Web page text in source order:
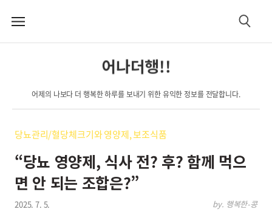
메
검
어나더행!!
어제의 나보다 더 행복한 하루를 보내기 위한 유익한 정보를 전달합니다.
당뇨관리/혈당체크기와 영양제, 보조식품
“당뇨 영양제, 식사 전? 후? 함께 먹으
면 안 되는 조합은?”
2025. 7. 5. by. 행복한-콩